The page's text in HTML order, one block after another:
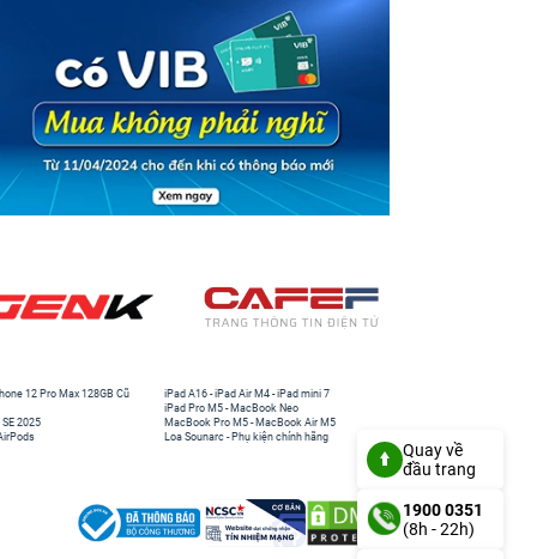
12 Pro Max 128GB Cũ
2025
iPad A16 -iPad Air M4 -iPad mini 7
iPad Pro M5 - MacBook Neo
MacBook Pro M5 - MacBook Air M5
Loa Sounarc - Phụ kiện chính hãng
Quay về
đầu trang
1900 0351
(8h - 22h)